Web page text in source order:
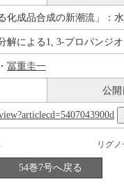
化成品合成の新潮流」：
解による1, 3-プロパンジ
・ 冨重圭一
公開
54巻7号へ戻る